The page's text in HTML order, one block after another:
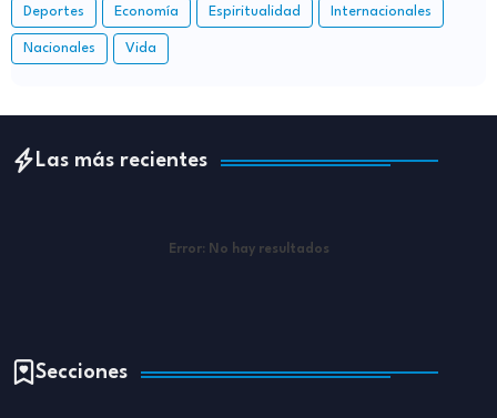
Deportes Economía Espiritualidad Internacionales
Nacionales Vida
Las más recientes
Error: No hay resultados
Secciones